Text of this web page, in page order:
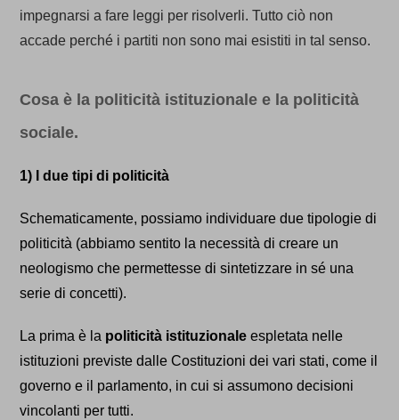
impegnarsi a fare leggi per risolverli. Tutto ciò non
accade perché i partiti non sono mai esistiti in tal senso.
Cosa è la politicità istituzionale e la politicità
sociale.
1) I due tipi di politicità
Schematicamente, possiamo individuare due tipologie di
politicità (abbiamo sentito la necessità di creare un
neologismo che permettesse di sintetizzare in sé una
serie di concetti).
La prima è la politicità istituzionale espletata nelle
istituzioni previste dalle Costituzioni dei vari stati, come il
governo e il parlamento, in cui si assumono decisioni
vincolanti per tutti.